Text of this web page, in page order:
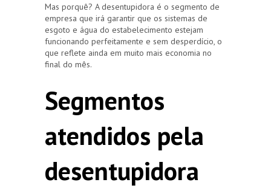
Mas porquê? A desentupidora é o segmento de
empresa que irá garantir que os sistemas de
esgoto e água do estabelecimento estejam
funcionando perfeitamente e sem desperdício, o
que reflete ainda em muito mais economia no
final do mês.
Segmentos
atendidos pela
desentupidora